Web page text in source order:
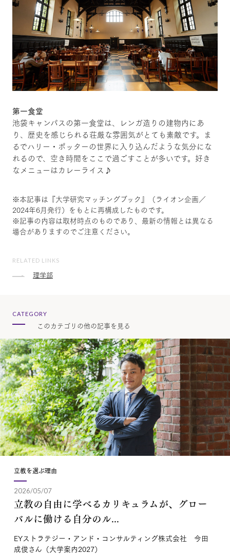
第一食堂
池袋キャンパスの第一食堂は、レンガ造りの建物内にあ
り、歴史を感じられる荘厳な雰囲気がとても素敵です。ま
るでハリー・ポッターの世界に入り込んだような気分にな
れるので、空き時間をここで過ごすことが多いです。好き
なメニューはカレーライス♪
※本記事は『大学研究マッチングブック』（ライオン企画／
2024年6月発行）をもとに再構成したものです。
※記事の内容は取材時点のものであり、最新の情報とは異なる
場合がありますのでご注意ください。
RELATED LINKS
理学部
CATEGORY
このカテゴリの他の記事を見る
立教を選ぶ理由
2026/05/07
立教の自由に学べるカリキュラムが、グロー
バルに働ける自分のル...
EYストラテジー・アンド・コンサルティング株式会社 今田
成俊さん（大学案内2027）